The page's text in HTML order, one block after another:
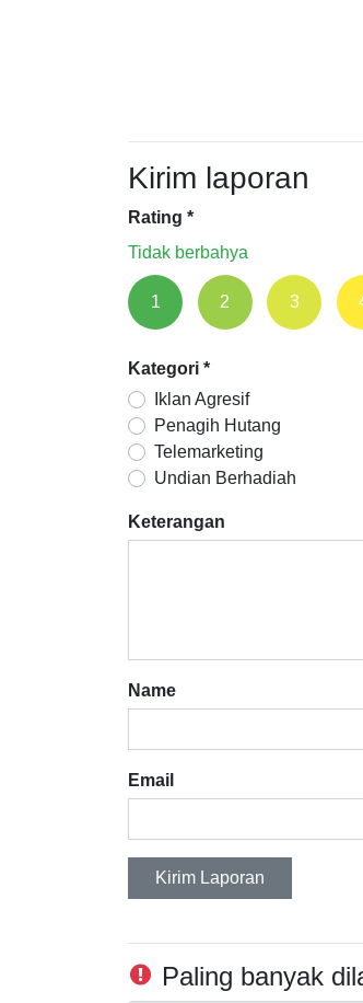
Kirim laporan
Rating *
Tidak berbahya
1 2 3
Kategori *
Iklan Agresif
Penagih Hutang
Telemarketing
Undian Berhadiah
Keterangan
Name
Email
Kirim Laporan
Paling banyak